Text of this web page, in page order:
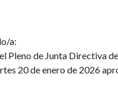
a:
Pleno de Junta Directiva
20 de enero de 2026